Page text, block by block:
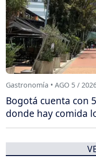
Gastronomía • AGO 5 /
Bogotá cuenta con
donde hay comida